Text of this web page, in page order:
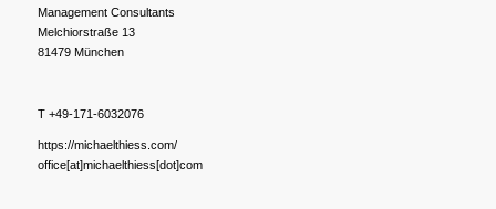
Management Consultants
Melchiorstraße 13
81479 München
T +49-171-6032076
https://michaelthiess.com/
office[at]michaelthiess[dot]com